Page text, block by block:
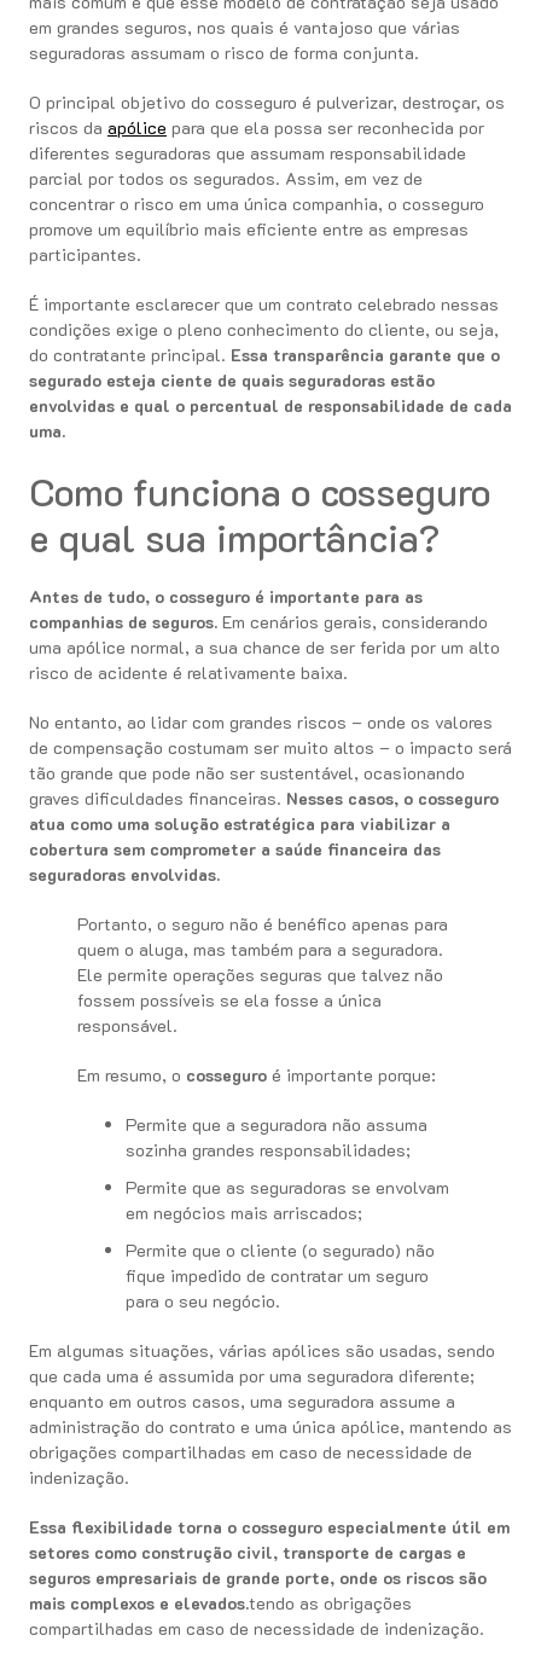
em grandes seguros, nos quais é vantajoso que várias
seguradoras assumam o risco de forma conjunta.
O principal objetivo do cosseguro é pulverizar, destroçar, os
riscos da apólice para que ela possa ser reconhecida por
diferentes seguradoras que assumam responsabilidade
parcial por todos os segurados. Assim, em vez de
concentrar o risco em uma única companhia, o cosseguro
promove um equilíbrio mais eficiente entre as empresas
participantes.
É importante esclarecer que um contrato celebrado nessas
condições exige o pleno conhecimento do cliente, ou seja,
do contratante principal. Essa transparência garante que o
segurado esteja ciente de quais seguradoras estão
envolvidas e qual o percentual de responsabilidade de cada
uma.
Como funciona o cosseguro
e qual sua importância?
Antes de tudo, o cosseguro é importante para as
companhias de seguros. Em cenários gerais, considerando
uma apólice normal, a sua chance de ser ferida por um alto
risco de acidente é relativamente baixa.
No entanto, ao lidar com grandes riscos – onde os valores
de compensação costumam ser muito altos – o impacto será
tão grande que pode não ser sustentável, ocasionando
graves dificuldades financeiras. Nesses casos, o cosseguro
atua como uma solução estratégica para viabilizar a
cobertura sem comprometer a saúde financeira das
seguradoras envolvidas.
Portanto, o seguro não é benéfico apenas para
quem o aluga, mas também para a seguradora.
Ele permite operações seguras que talvez não
fossem possíveis se ela fosse a única
responsável.
Em resumo, o cosseguro é importante porque:
Permite que a seguradora não assuma
sozinha grandes responsabilidades;
Permite que as seguradoras se envolvam
em negócios mais arriscados;
Permite que o cliente (o segurado) não
fique impedido de contratar um seguro
para o seu negócio.
Em algumas situações, várias apólices são usadas, sendo
que cada uma é assumida por uma seguradora diferente;
enquanto em outros casos, uma seguradora assume a
administração do contrato e uma única apólice, mantendo as
obrigações compartilhadas em caso de necessidade de
indenização.
Essa flexibilidade torna o cosseguro especialmente útil em
setores como construção civil, transporte de cargas e
seguros empresariais de grande porte, onde os riscos são
mais complexos e elevados.tendo as obrigações
compartilhadas em caso de necessidade de indenização.